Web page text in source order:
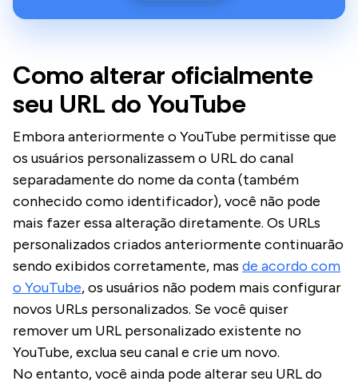
Como alterar oficialmente
seu URL do YouTube
Embora anteriormente o YouTube permitisse que
os usuários personalizassem o URL do canal
separadamente do nome da conta (também
conhecido como identificador), você não pode
mais fazer essa alteração diretamente. Os URLs
personalizados criados anteriormente continuarão
sendo exibidos corretamente, mas de acordo com
o YouTube, os usuários não podem mais configurar
novos URLs personalizados. Se você quiser
remover um URL personalizado existente no
YouTube, exclua seu canal e crie um novo.
No entanto, você ainda pode alterar seu URL do